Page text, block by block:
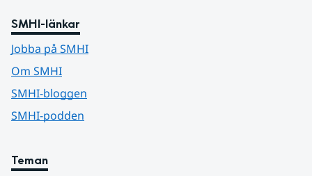
SMHI-länkar
Jobba på SMHI
Om SMHI
SMHI-bloggen
SMHI-podden
Teman